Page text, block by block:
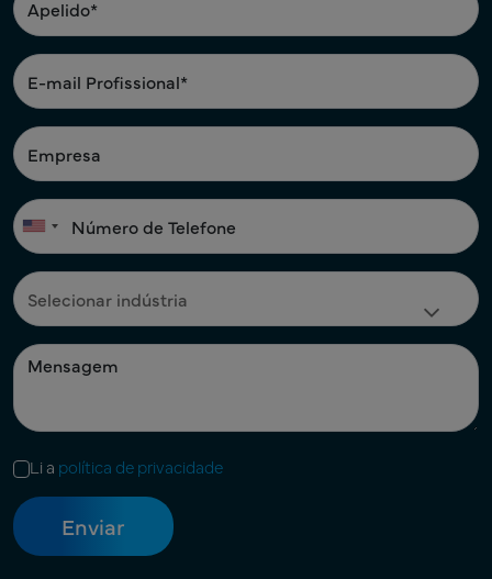
Li a política de privacidade